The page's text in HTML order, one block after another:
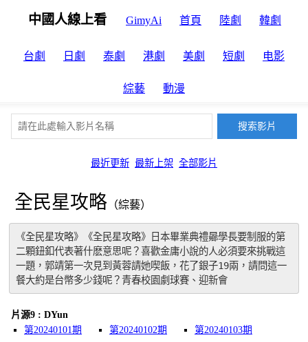
中國人線上看 GimyAi 首頁 陸劇 韓劇
台劇 日劇 泰劇 港劇 美劇 短劇 电影
綜藝 動漫
最近更新 最新上架 全部影片
全民星攻略 （綜藝）
《全民星攻略》《全民星攻略》日本畢業典禮曏學長要制服的第
二顆鈕釦代表著什麽意思呢？喜歡金庸小說的人必須要來挑戰這
一題，郭靖第一次見到黃蓉請她喫飯，花了銀子19兩，請問這一
餐大約是台幣多少錢呢？青春校園劇球賽、迎新會
片源9 : DYun
第20240101期
第20240102期
第20240103期